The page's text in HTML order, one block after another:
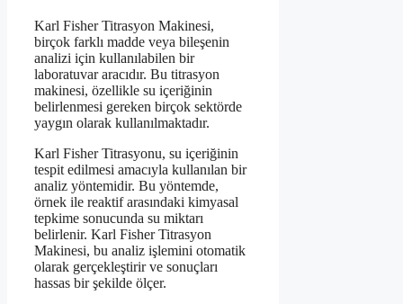
Karl Fisher Titrasyon Makinesi,
birçok farklı madde veya bileşenin
analizi için kullanılabilen bir
laboratuvar aracıdır. Bu titrasyon
makinesi, özellikle su içeriğinin
belirlenmesi gereken birçok sektörde
yaygın olarak kullanılmaktadır.
Karl Fisher Titrasyonu, su içeriğinin
tespit edilmesi amacıyla kullanılan bir
analiz yöntemidir. Bu yöntemde,
örnek ile reaktif arasındaki kimyasal
tepkime sonucunda su miktarı
belirlenir. Karl Fisher Titrasyon
Makinesi, bu analiz işlemini otomatik
olarak gerçekleştirir ve sonuçları
hassas bir şekilde ölçer.